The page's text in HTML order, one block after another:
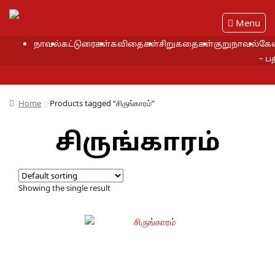
Menu
நாவல்கட்டுரைகள்கவிதைகள்சிறுகதைகள்குறுநாவல்
–
Home Products tagged “சிருங்காரம்”
சிருங்காரம்
Showing the single result